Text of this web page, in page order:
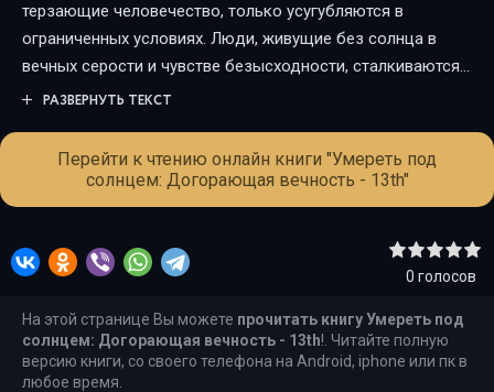
терзающие человечество, только усугубляются в
ограниченных условиях. Люди, живущие без солнца в
вечных серости и чувстве безысходности, сталкиваются
с теми же душевными проблемами, что и мы. Вопросы
главными для тех из них, кто ещё не успел или не смог
смириться. Это рассказ именно о таких людях. Людях,
ещё желающих хоть что-то изменить. Людях, которые
существования.
РАЗВЕРНУТЬ ТЕКСТ
Перейти к чтению онлайн книги "Умереть под
солнцем: Догорающая вечность - 13th"
0 голосов
На этой странице Вы можете прочитать книгу Умереть под
солнцем: Догорающая вечность - 13th!. Читайте полную
версию книги, со своего телефона на Android, iphone или пк в
любое время.